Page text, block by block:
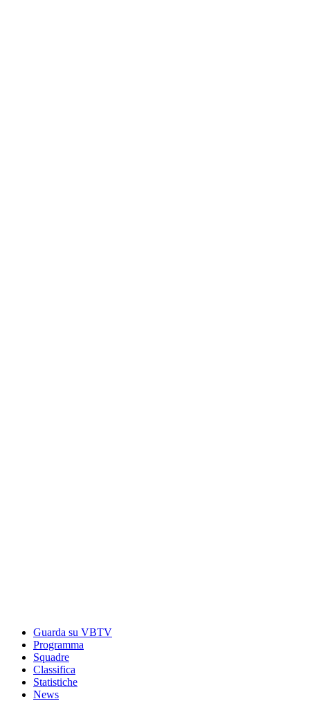
Guarda su VBTV
Programma
Squadre
Classifica
Statistiche
News